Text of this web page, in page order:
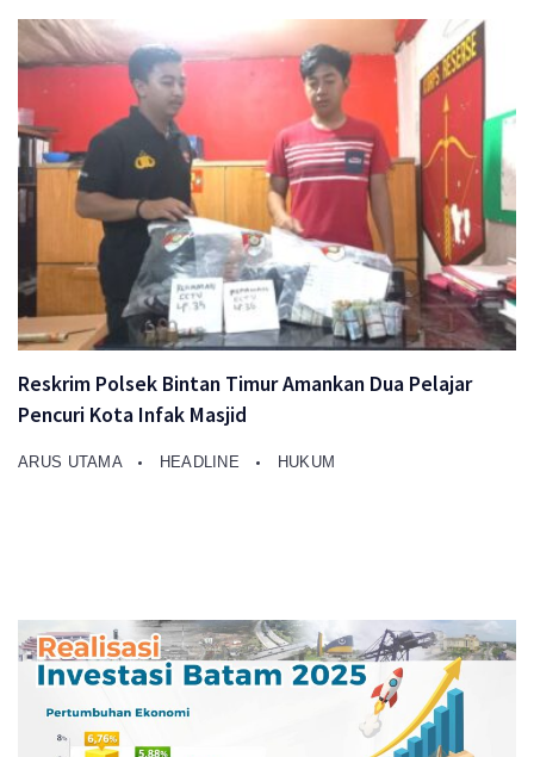
Reskrim Polsek Bintan Timur Amankan Dua Pelajar
Pencuri Kota Infak Masjid
ARUS UTAMA HEADLINE HUKUM